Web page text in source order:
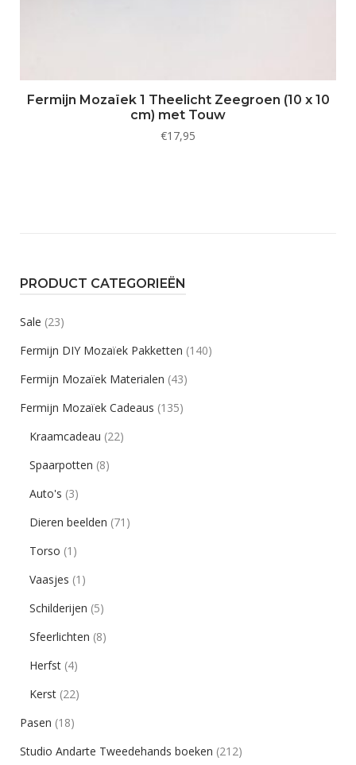
Fermijn Mozaïek 1 Theelicht Zeegroen (10 x 10
cm) met Touw
€17,95
PRODUCT CATEGORIEËN
Sale (23)
Fermijn DIY Mozaïek Pakketten (140)
Fermijn Mozaïek Materialen (43)
Fermijn Mozaïek Cadeaus (135)
Kraamcadeau (22)
Spaarpotten (8)
Auto's (3)
Dieren beelden (71)
Torso (1)
Vaasjes (1)
Schilderijen (5)
Sfeerlichten (8)
Herfst (4)
Kerst (22)
Pasen (18)
Studio Andarte Tweedehands boeken (212)